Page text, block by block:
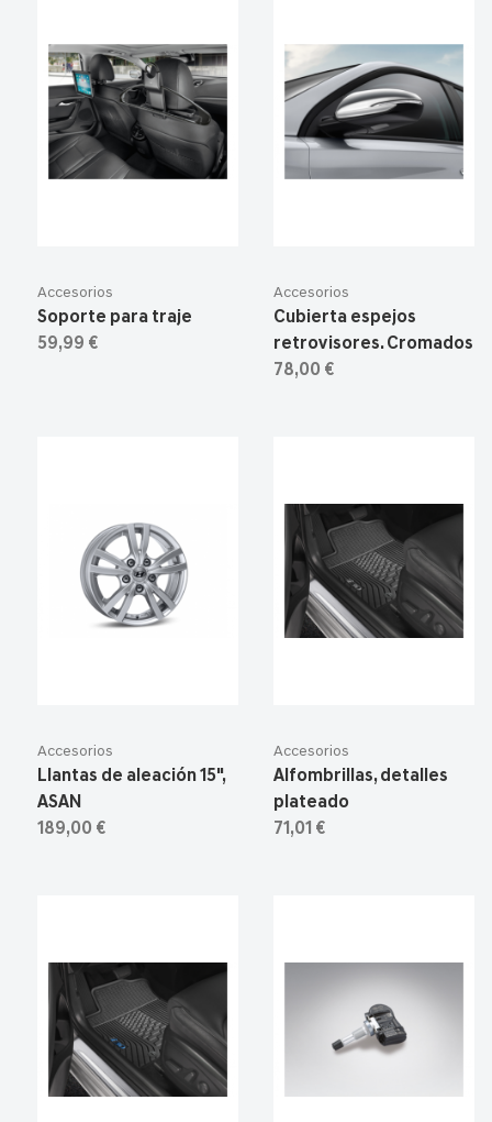
Accesorios
Soporte para traje
59,99 €
Accesorios
Cubierta espejos
retrovisores. Cromados
78,00 €
Accesorios
Llantas de aleación 15",
ASAN
189,00 €
Accesorios
Alfombrillas, detalles
plateado
71,01 €